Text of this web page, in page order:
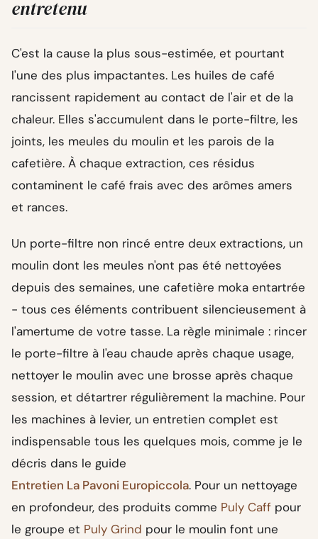
entretenu
C'est la cause la plus sous-estimée, et pourtant
l'une des plus impactantes. Les huiles de café
rancissent rapidement au contact de l'air et de la
chaleur. Elles s'accumulent dans le porte-filtre, les
joints, les meules du moulin et les parois de la
cafetière. À chaque extraction, ces résidus
contaminent le café frais avec des arômes amers
et rances.
Un porte-filtre non rincé entre deux extractions, un
moulin dont les meules n'ont pas été nettoyées
depuis des semaines, une cafetière moka entartrée
- tous ces éléments contribuent silencieusement à
l'amertume de votre tasse. La règle minimale : rincer
le porte-filtre à l'eau chaude après chaque usage,
nettoyer le moulin avec une brosse après chaque
session, et détartrer régulièrement la machine. Pour
les machines à levier, un entretien complet est
indispensable tous les quelques mois, comme je le
décris dans le guide
Entretien La Pavoni Europiccola. Pour un nettoyage
en profondeur, des produits comme Puly Caff pour
le groupe et Puly Grind pour le moulin font une